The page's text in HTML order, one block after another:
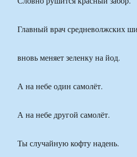
Главный врач средневолжских
вновь меняет зеленку на йод.
А на небе один самолёт.
А на небе другой самолёт.
Ты случайную кофту надень.